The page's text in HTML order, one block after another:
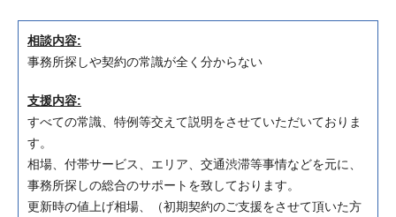
相談内容:
事務所探しや契約の常識が全く分からない
支援内容:
すべての常識、特例等交えて説明をさせていただいておりま
す。
相場、付帯サービス、エリア、交通渋滞等事情などを元に、
事務所探しの総合のサポートを致しております。
更新時の値上げ相場、（初期契約のご支援をさせて頂いた方